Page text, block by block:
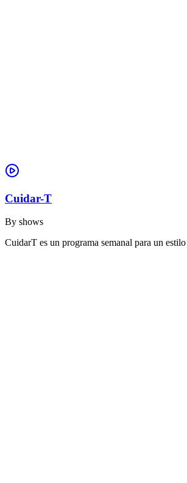
Cuidar-T
By shows
CuidarT es un programa semanal para un